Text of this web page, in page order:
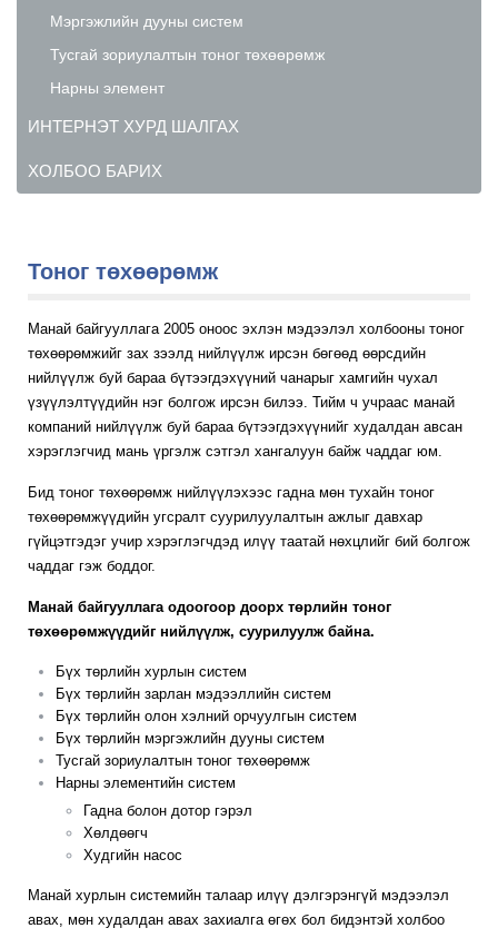
Мэргэжлийн дууны систем
Тусгай зориулалтын тоног төхөөрөмж
Нарны элемент
ИНТЕРНЭТ ХУРД ШАЛГАХ
ХОЛБОО БАРИХ
Тоног төхөөрөмж
Манай байгууллага 2005 оноос эхлэн мэдээлэл холбооны тоног
төхөөрөмжийг зах зээлд нийлүүлж ирсэн бөгөөд өөрсдийн
нийлүүлж буй бараа бүтээгдэхүүний чанарыг хамгийн чухал
үзүүлэлтүүдийн нэг болгож ирсэн билээ. Тийм ч учраас манай
компаний нийлүүлж буй бараа бүтээгдэхүүнийг худалдан авсан
хэрэглэгчид мань үргэлж сэтгэл хангалуун байж чаддаг юм.
Бид тоног төхөөрөмж нийлүүлэхээс гадна мөн тухайн тоног
төхөөрөмжүүдийн угсралт суурилуулалтын ажлыг давхар
гүйцэтгэдэг учир хэрэглэгчдэд илүү таатай нөхцлийг бий болгож
чаддаг гэж боддог.
Манай байгууллага одоогоор доорх төрлийн тоног
төхөөрөмжүүдийг нийлүүлж, суурилуулж байна.
Бүх төрлийн хурлын систем
Бүх төрлийн зарлан мэдээллийн систем
Бүх төрлийн олон хэлний орчуулгын систем
Бүх төрлийн мэргэжлийн дууны систем
Тусгай зориулалтын тоног төхөөрөмж
Нарны элементийн систем
Гадна болон дотор гэрэл
Хөлдөөгч
Худгийн насос
Манай хурлын системийн талаар илүү дэлгэрэнгүй мэдээлэл
авах, мөн худалдан авах захиалга өгөх бол бидэнтэй холбоо